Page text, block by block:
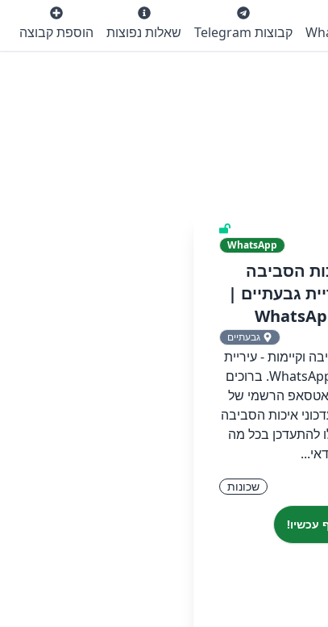
קבוצות Telegram שאלות נפוצות הוספת קבוצה
WhatsApp
הסביבה
גבעתיים‏ |
גבעתיים
וקיימות - עיריית
גבעתיים‏ ערוץ ב-WhatsApp.‏ ‏ברוכים
הרשמי של
איכות הסביבה
להתעדכן בכל מה
שכונות
עכשיו!